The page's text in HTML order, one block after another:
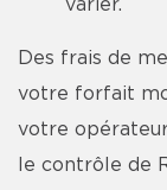
varier.
Des frais de
votre forfait
votre
le contrôle de